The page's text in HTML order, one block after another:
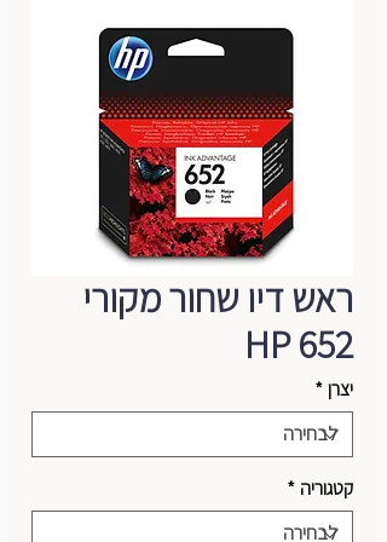
ראש דיו שחור מקורי
HP 652
יצרן *
קטגוריה *